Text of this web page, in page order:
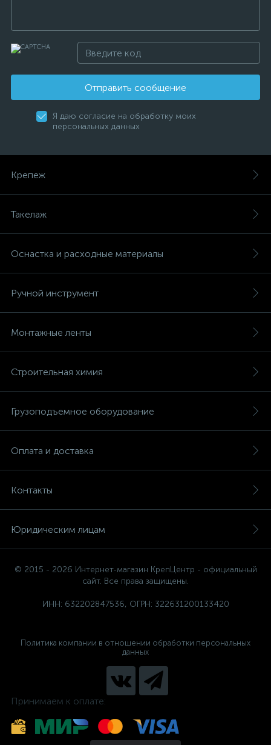
Отправить сообщение
Я даю согласие на обработку моих
персональных данных
Крепеж
Такелаж
Оснастка и расходные материалы
Ручной инструмент
Монтажные ленты
Строительная химия
Грузоподъемное оборудование
Оплата и доставка
Контакты
Юридическим лицам
© 2015 - 2026 Интернет-магазин КрепЦентр - официальный
сайт. Все права защищены.
ИНН: 632202847536, ОГРН: 322631200133420
Политика компании в отношении обработки персональных
данных
Принимаем к оплате: